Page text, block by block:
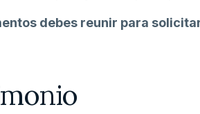
debes reunir para